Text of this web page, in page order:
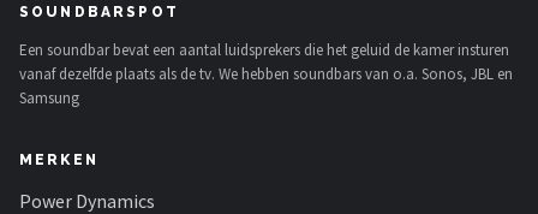
SOUNDBARSPOT
Een soundbar bevat een aantal luidsprekers die het geluid de kamer insturen
vanaf dezelfde plaats als de tv. We hebben soundbars van o.a. Sonos, JBL en
Samsung
MERKEN
Power Dynamics